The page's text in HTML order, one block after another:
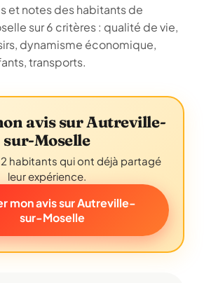
et notes des habitants de
sur 6 critères : qualité de vie,
dynamisme économique,
transports.
avis sur Autreville-
sur-Moselle
2 habitants qui ont déjà partagé
leur expérience.
mon avis sur Autreville-
sur-Moselle